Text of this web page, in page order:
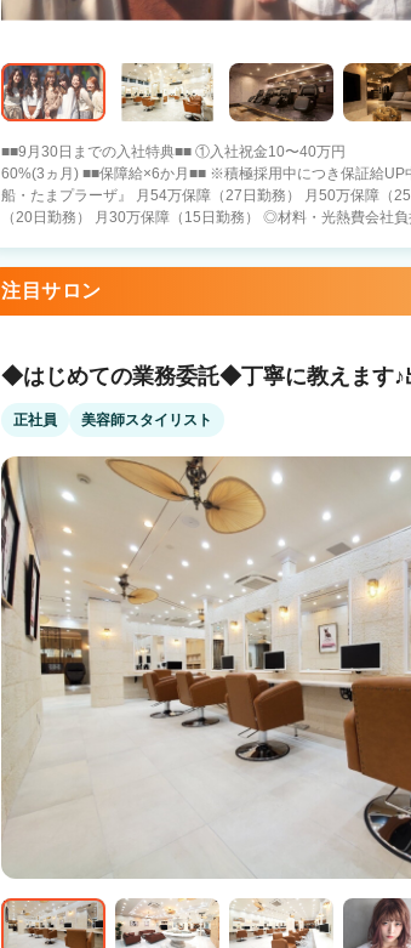
■■9月30日までの入社特典■■ ①入社祝金10〜40万円
60%(3ヵ月) ■■保障給×6か月■■ ※積極採用中につき保証給UP中！ 『横浜・関内・大
船・たまプラーザ』 月54万保障（27日勤務） 月50万保障（
（20日勤務） 月30万保障（15日勤務） ◎材料・光熱費会社負担 ◎指名料100％還元
※掛け持ちなしマンツーマン施術 ■在籍1ヶ月／男性 →月収52.2万円（25日出
勤） 総客171名(指名0名) ■在籍3ヶ月／男性 →月収67.6万円（25日出勤）
名／月 【シフトは自由！】 今のサロンでは実現が難しかった働き方、ぜひご相談下さ
い！ ↓ ↓ 『がっつり稼ぎたい』 25日勤務で月収60万円可能！ 『プライベ
重視したい』 平日勤務×17時退社でも月収25万円可能！ ブランクがある方も各メーカ
ー・薬剤・技術講習即日受講可能なので大歓迎。 また、独立
スタッフを輩出しております。 ディーラー直営のため、チャ
す。 お気軽にご連絡下さい♪
注目サロン
◆はじめての業務委託◆丁寧に教えます
正社員 美容師スタイリスト